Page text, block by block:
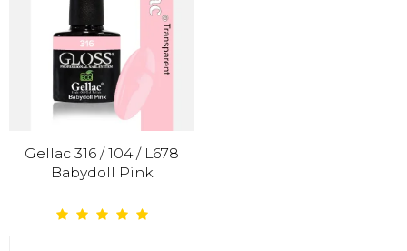
Gellac 316 / 104 / L678
Babydoll Pink